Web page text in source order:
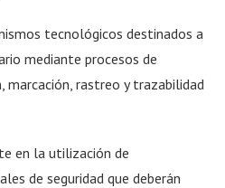
tecnológicos destinados a
mediante procesos de
marcación, rastreo y trazabilidad
en la utilización de
de seguridad que deberán